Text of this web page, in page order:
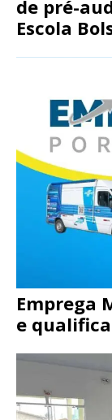
de pré-
Escola
Emprega
e